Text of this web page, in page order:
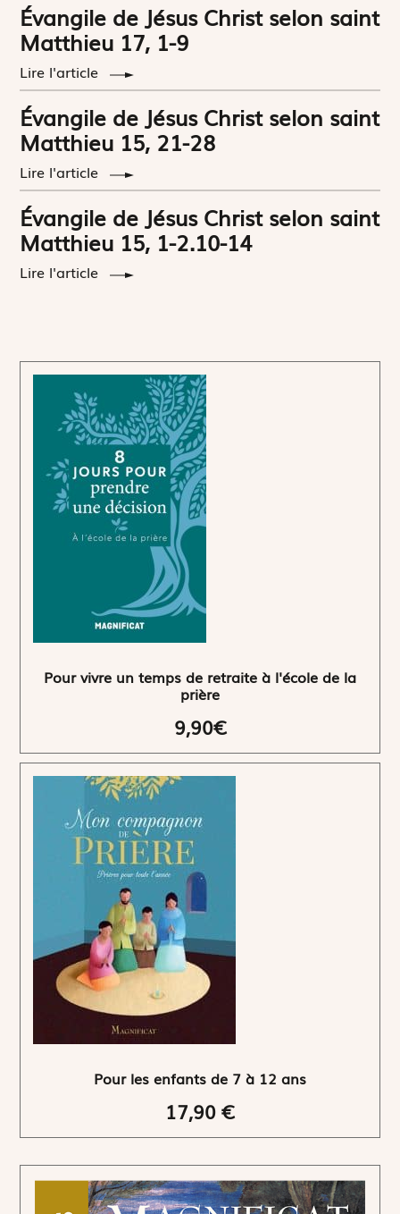
Évangile de Jésus Christ selon saint
Matthieu 17, 1-9
Lire l'article
Évangile de Jésus Christ selon saint
Matthieu 15, 21-28
Lire l'article
Évangile de Jésus Christ selon saint
Matthieu 15, 1-2.10-14
Lire l'article
Pour vivre un temps de retraite à l'école de la
prière
9,90€
Pour les enfants de 7 à 12 ans
17,90 €